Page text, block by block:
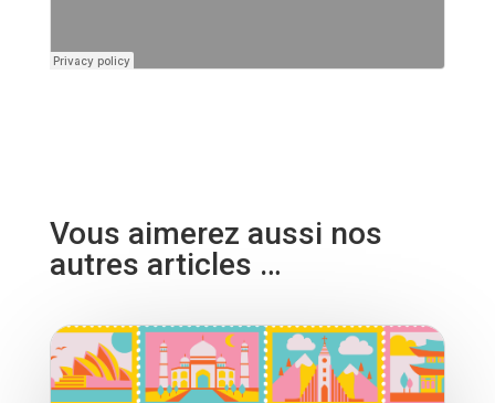
Vous aimerez aussi nos
autres articles …